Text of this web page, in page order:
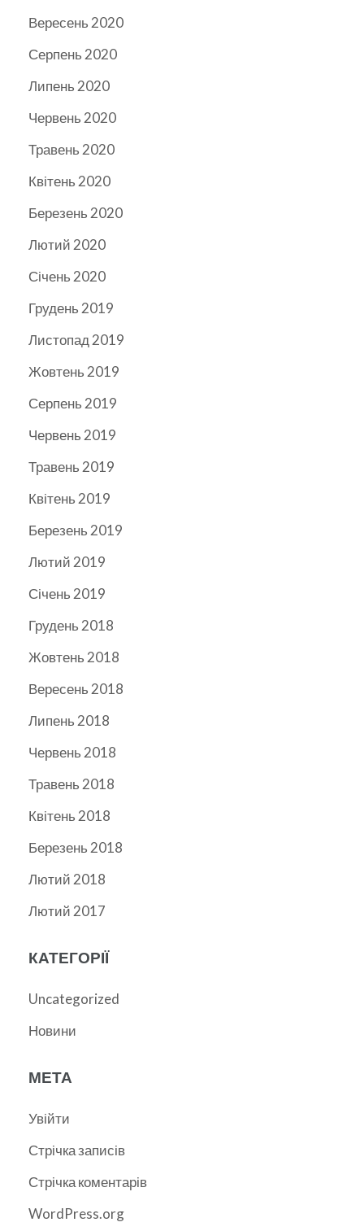
Вересень 2020
Серпень 2020
Липень 2020
Червень 2020
Травень 2020
Квітень 2020
Березень 2020
Лютий 2020
Січень 2020
Грудень 2019
Листопад 2019
Жовтень 2019
Серпень 2019
Червень 2019
Травень 2019
Квітень 2019
Березень 2019
Лютий 2019
Січень 2019
Грудень 2018
Жовтень 2018
Вересень 2018
Липень 2018
Червень 2018
Травень 2018
Квітень 2018
Березень 2018
Лютий 2018
Лютий 2017
КАТЕГОРІЇ
Uncategorized
Новини
МЕТА
Увійти
Стрічка записів
Стрічка коментарів
WordPress.org